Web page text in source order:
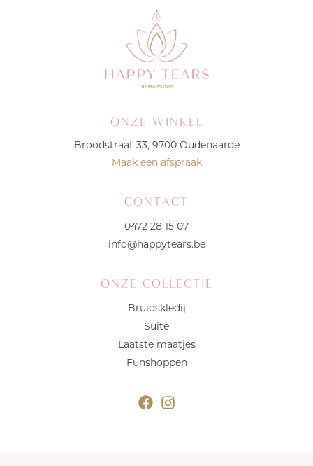
ONZE COLLECTIE
Bruidskledij
Suite
Laatste maatjes
Funshoppen
ONZE WINKEL
Broodstraat 33, 9700 Oudenaarde
Maak een afspraak
CONTACT
0472 28 15 07
info@happytears.be